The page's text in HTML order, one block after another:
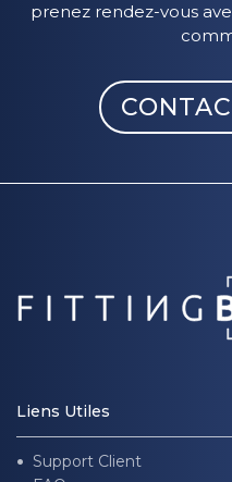
prenez rendez-vous
Liens Utiles
Support Client